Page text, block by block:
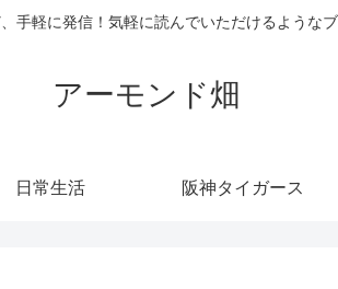
手軽に発信！気軽に読んでいただけるような
アーモンド畑
日常生活 阪神タイガース